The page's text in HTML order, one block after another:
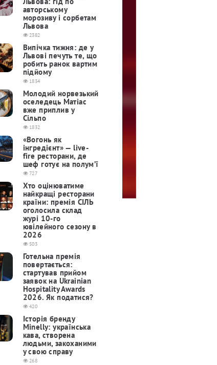
авторському
морозиву і сорбетам
Львова
2382
Випічка тижня: де у
Львові печуть те, що
робить ранок вартим
підйому
1834
Молодий норвезький
оселедець Матіас
вже приплив у
Сільпо
1832
«Вогонь як
інгредієнт» — live-
fire ресторани, де
шеф готує на полум’ї
727
Хто оцінюватиме
найкращі ресторани
країни: премія СІЛЬ
оголосила склад
журі 10-го
ювілейного сезону в
2026
503
Готельна премія
повертається:
cтартував прийом
заявок на Ukrainian
Hospitality Awards
2026. Як податися?
420
Історія бренду
Minelly: українська
кава, створена
людьми, закоханими
у свою справу
268